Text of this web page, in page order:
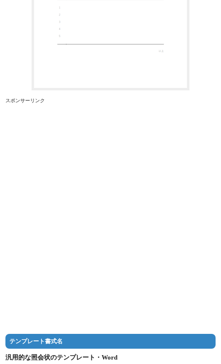
スポンサーリンク
テンプレート書式名
汎用的な照会状のテンプレート・Word